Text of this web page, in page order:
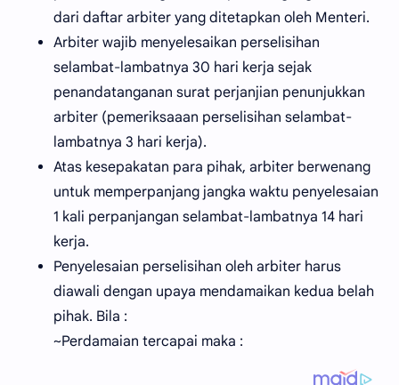
dari daftar arbiter yang ditetapkan oleh Menteri.
Arbiter wajib menyelesaikan perselisihan
selambat-lambatnya 30 hari kerja sejak
penandatanganan surat perjanjian penunjukkan
arbiter (pemeriksaaan perselisihan selambat-
lambatnya 3 hari kerja).
Atas kesepakatan para pihak, arbiter berwenang
untuk memperpanjang jangka waktu penyelesaian
1 kali perpanjangan selambat-lambatnya 14 hari
kerja.
Penyelesaian perselisihan oleh arbiter harus
diawali dengan upaya mendamaikan kedua belah
pihak. Bila :
~Perdamaian tercapai maka :